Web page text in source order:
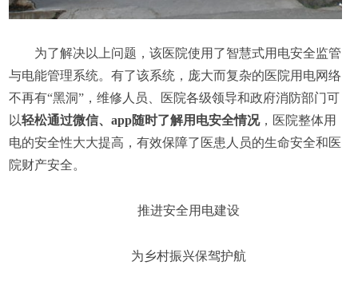
为了解决以上问题，该医院使用了智慧式用电安全监管
与电能管理系统。有了该系统，庞大而复杂的医院用电网络
不再有“黑洞”，维修人员、医院各级领导和政府消防部门可
以轻松通过微信、app随时了解用电安全情况，医院整体用
电的安全性大大提高，有效保障了医患人员的生命安全和医
院财产安全。
推进安全用电建设
为乡村振兴保驾护航